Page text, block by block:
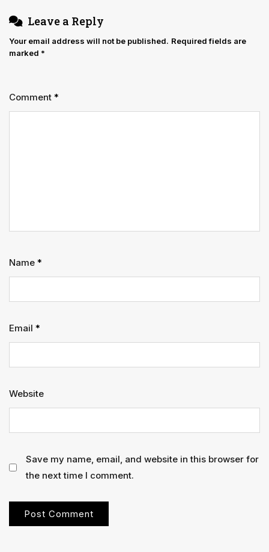
Leave a Reply
Your email address will not be published. Required fields are
marked *
Comment *
Name *
Email *
Website
Save my name, email, and website in this browser for
the next time I comment.